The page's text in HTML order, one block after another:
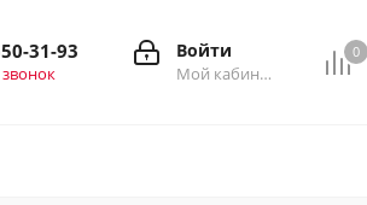
0
Войти
Мой кабинет
31-93